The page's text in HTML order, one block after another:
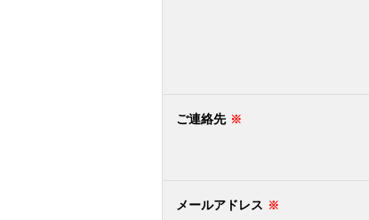
ご連絡先
メールアドレス